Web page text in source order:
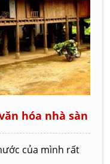
hóa nhà sàn
của mình rất